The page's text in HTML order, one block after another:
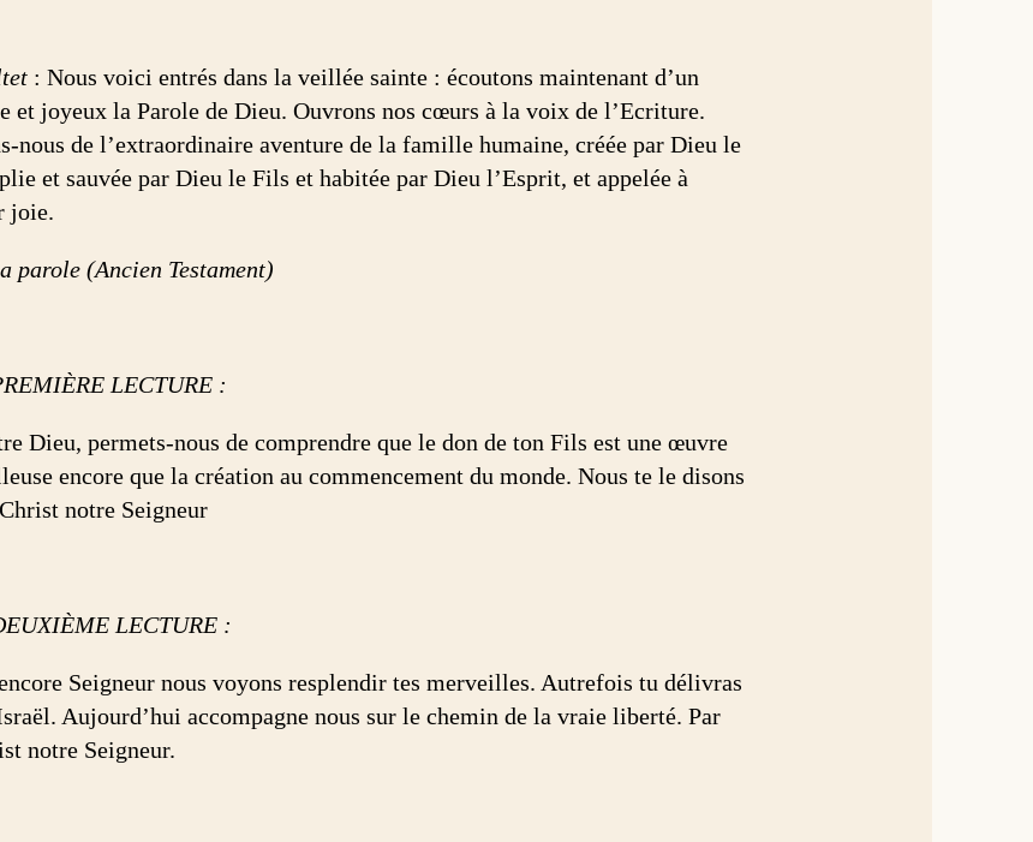
: Nous voici entrés dans la veillée sainte : écoutons maintenant d’un
et joyeux la Parole de Dieu. Ouvrons nos cœurs à la voix de l’Ecriture.
nous de l’extraordinaire aventure de la famille humaine, créée par Dieu le
et sauvée par Dieu le Fils et habitée par Dieu l’Esprit, et appelée à
joie.
parole (Ancien Testament)
LECTURE :
Dieu, permets-nous de comprendre que le don de ton Fils est une œuvre
encore que la création au commencement du monde. Nous te le disons
notre Seigneur
LECTURE :
Seigneur nous voyons resplendir tes merveilles. Autrefois tu délivras
Aujourd’hui accompagne nous sur le chemin de la vraie liberté. Par
notre Seigneur.